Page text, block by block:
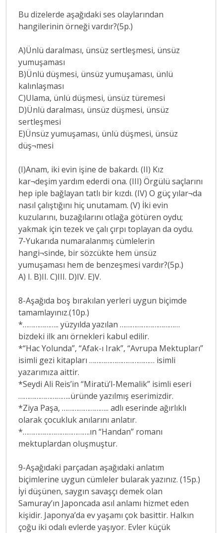
Bu dizelerde aşağıdaki ses olaylarından
hangilerinin örneği vardır?(5p.)
A)Ünlü daralması, ünsüz sertleşmesi, ünsüz
yumuşaması
B)Ünlü düşmesi, ünsüz yumuşaması, ünlü
kalınlaşması
C)Ulama, ünlü düşmesi, ünsüz türemesi
D)Ünlü daralması, ünsüz düşmesi, ünsüz
sertleşmesi
E)Ünsüz yumuşaması, ünlü düşmesi, ünsüz
düş¬mesi
(I)Anam, iki evin işine de bakardı. (II) Kız
kar¬deşim yardım ederdi ona. (III) Örgülü saçlarını
hep iple bağlayan tatlı bir kızdı. (IV) O güç yılar¬da
nasıl çalıştığını hiç unutamam. (V) İki evin
kuzularını, buzağılarını otlağa götüren oydu;
yakmak için tezek ve çalı çırpı toplayan da oydu.
7-Yukarıda numaralanmış cümlelerin
hangi¬sinde, bir sözcükte hem ünsüz
yumuşaması hem de benzeşmesi vardır?(5p.)
A) I. B)II. C)III. D)IV. E)V.
8-Aşağıda boş bırakılan yerleri uygun biçimde
tamamlayınız.(10p.)
*……………….. yüzyılda yazılan ……………………………
bizdeki ilk anı örnekleri kabul edilir.
*“Hac Yolunda”, “Afak-ı Irak”, “Avrupa Mektupları”
isimli gezi kitapları ……………………………… isimli
yazarımıza aittir.
*Seydi Ali Reis’in “Miratü’l-Memalik” isimli eseri
………………………..üründe yazılmış eserimizdir.
*Ziya Paşa, …………………….. adlı eserinde ağırlıklı
olarak çocukluk anılarını anlatır.
*……………………………….ın “Handan” romanı
mektuplardan oluşmuştur.
9-Aşağıdaki parçadan aşağıdaki anlatım
biçimlerine uygun cümleler bularak yazınız. (15p.)
İyi düşünen, saygın savaşçı demek olan
Samuray’ın Japoncada asıl anlamı hizmet eden
kişidir. Japonya’da ev yaşamı çok basittir. Halkın
çoğu iki odalı evlerde yaşıyor. Evler küçük